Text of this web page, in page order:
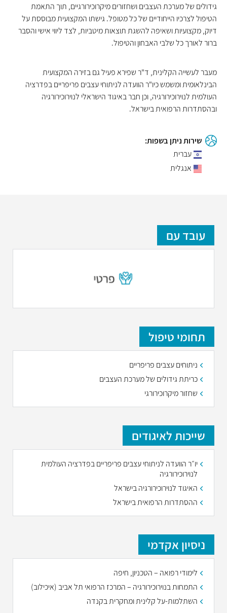
גידולים של מערכת העצבים ושחזורים מיקרוכירורגיים, תוך התאמת
הטיפול לצרכיו הייחודיים של כל מטופל. גישתו המקצועית מבוססת על
דיוק, מקצועיות ושאיפה להשגת תוצאות מיטביות, לצד ליווי אישי והסבר
ברור לאורך כל שלבי האבחון והטיפול.
מעבר לעשייה הקלינית, ד"ר שפירא פעיל גם בזירה המקצועית
הבינלאומית ומשמש כיו"ר הוועדה לניתוחי עצבים פריפריים בפדרציה
העולמית לנוירוכירורגיה, וכן חבר באיגוד הישראלי לנוירוכירורגיה
ובהסתדרות הרפואית בישראל.
שירות ניתן בשפות:
עברית
אנגלית
עובד עם
תחומי טיפול
ניתוחים עצבים פריפריים
כריתת גידולים של מערכת העצבים
שחזור מיקרוכירורגי
שייכות לאיגודים
יו״ר הוועדה לניתוחי עצבים פריפריים בפדרציה העולמית
לנוירוכירורגיה
האיגוד לנוירוכירורגיה בישראל
ההסתדרות הרפואית בישראל
ניסיון אקדמי
לימודי רפואה – הטכניון, חיפה
התמחות בנוירוכירורגיה – המרכז הרפואי תל אביב (איכילוב)
השתלמות-על קלינית ומחקרית בקנדה